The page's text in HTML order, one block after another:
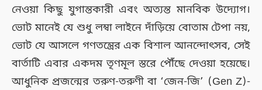
নেওয়া কিছু যুগান্তকারী এবং অত্যন্ত মানবিক উদ্যোগ।
ভোট মানেই যে শুধু লম্বা লাইনে দাঁড়িয়ে বোতাম টেপা নয়,
ভোট যে আসলে গণতন্ত্রের এক বিশাল আনন্দোৎসব, সেই
বার্তাটি এবার একদম তৃণমূল স্তরে পৌঁছে দেওয়া হয়েছে।
আধুনিক প্রজন্মের তরুণ-তরুণী বা ‘জেন-জি’ (Gen Z)-